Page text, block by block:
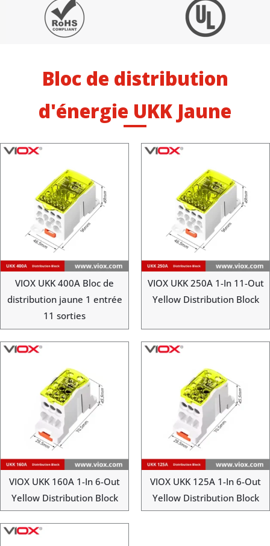
Bloc de distribution
d'énergie UKK Jaune
VIOX UKK 400A Bloc de
distribution jaune 1 entrée
11 sorties
VIOX UKK 250A 1-In 11-Out
Yellow Distribution Block
VIOX UKK 160A 1-In 6-Out
Yellow Distribution Block
VIOX UKK 125A 1-In 6-Out
Yellow Distribution Block